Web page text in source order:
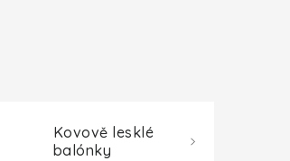
Kovově lesklé
balónky